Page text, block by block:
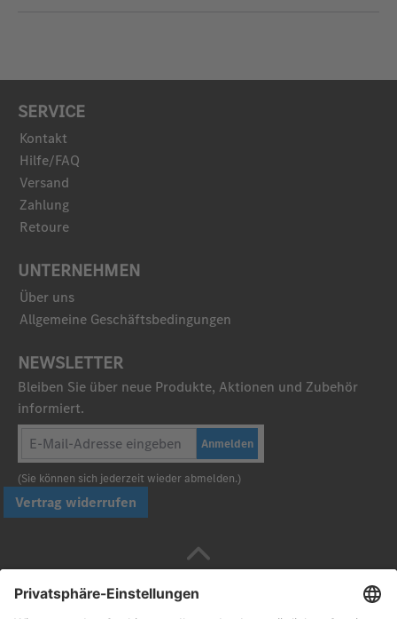
SERVICE
Kontakt
Hilfe/FAQ
Versand
Zahlung
Retoure
UNTERNEHMEN
Über uns
Allgemeine Geschäftsbedingungen
NEWSLETTER
Bleiben Sie über neue Produkte, Aktionen und Zubehör
informiert.
Anmelden
(Sie können sich jederzeit wieder abmelden.)
Vertrag widerrufen